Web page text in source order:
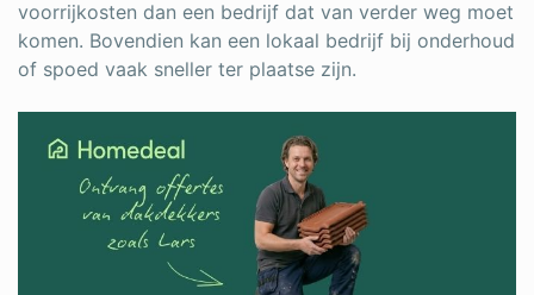
voorrijkosten dan een bedrijf dat van verder weg moet
komen. Bovendien kan een lokaal bedrijf bij onderhoud
of spoed vaak sneller ter plaatse zijn.